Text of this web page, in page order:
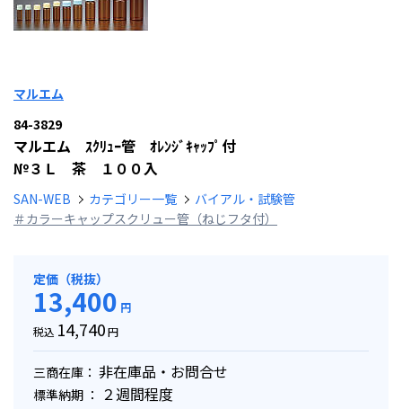
マルエム
84-3829
マルエム ｽｸﾘｭｰ管 ｵﾚﾝｼﾞｷｬｯﾌﾟ付
№３Ｌ 茶 １００入
SAN-WEB カテゴリー一覧
バイアル・試験管
＃カラーキャップスクリュー管（ねじフタ付）
定価（税抜）
13,400 円
税込 14,740円
三商在庫： 非在庫品・お問合せ
標準納期 ： ２週間程度